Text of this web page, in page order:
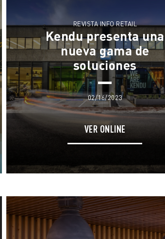
Nuestro Equipo
We Live Blue
Únete al Equipo
Contacto
ES FR
REVISTA INFO RETAIL
Kendu presenta una
nueva gama de
soluciones
02/16/2023
VER ONLINE